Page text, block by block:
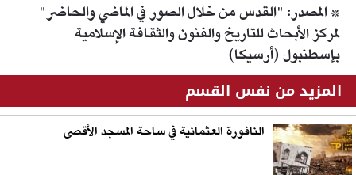
* المصدر: "القدس من خلال الصور في الماضي والحاضر"
لمركز الأبحاث للتاريخ والفنون والثقافة الإسلامية
بإسطنبول (أرسيكا)
المزيد من نفس القسم
النافورة العثمانية في ساحة المسجد الأقصى